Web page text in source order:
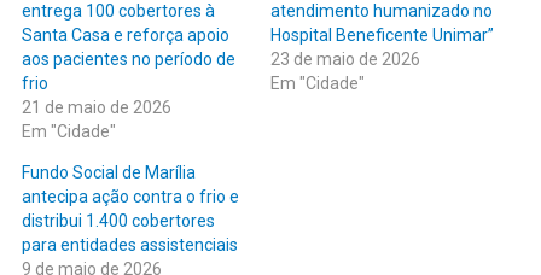
entrega 100 cobertores à
Santa Casa e reforça apoio
aos pacientes no período de
frio
21 de maio de 2026
Em "Cidade"
atendimento humanizado no
Hospital Beneficente Unimar”
23 de maio de 2026
Em "Cidade"
Fundo Social de Marília
antecipa ação contra o frio e
distribui 1.400 cobertores
para entidades assistenciais
9 de maio de 2026